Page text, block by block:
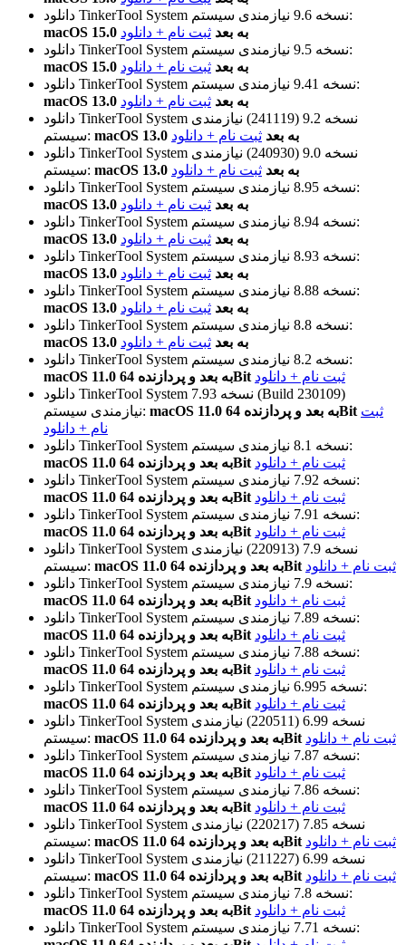
دانلود TinkerTool System
نسخه 9.6نیازمندی سیستم:
macOS 15.0 به بعد ثبت نام + دانلود
دانلود TinkerTool System
نسخه 9.5نیازمندی سیستم:
macOS 15.0 به بعد ثبت نام + دانلود
دانلود TinkerTool System
نسخه 9.41نیازمندی سیستم:
macOS 13.0 به بعد ثبت نام + دانلود
دانلود TinkerTool System
نسخه 9.2 (241119)
نیازمندی
سیستم:
macOS 13.0 به بعد ثبت نام + دانلود
دانلود TinkerTool System
نسخه 9.0 (240930)
نیازمندی
سیستم:
macOS 13.0 به بعد ثبت نام + دانلود
دانلود TinkerTool System
نسخه 8.95نیازمندی سیستم:
macOS 13.0 به بعد ثبت نام + دانلود
دانلود TinkerTool System
نسخه 8.94نیازمندی سیستم:
macOS 13.0 به بعد ثبت نام + دانلود
دانلود TinkerTool System
نسخه 8.93نیازمندی سیستم:
macOS 13.0 به بعد ثبت نام + دانلود
دانلود TinkerTool System
نسخه 8.88نیازمندی سیستم:
macOS 13.0 به بعد ثبت نام + دانلود
دانلود TinkerTool System
نسخه 8.8نیازمندی سیستم:
macOS 13.0 به بعد ثبت نام + دانلود
دانلود TinkerTool System
نسخه 8.2نیازمندی سیستم:
macOS 11.0 به بعد و پردازنده 64Bit ثبت نام + دانلود
دانلود TinkerTool System
نسخه 7.93 (Build 230109)
نیازمندی سیستم:
macOS 11.0 به بعد و پردازنده 64Bit ثبت
نام + دانلود
دانلود TinkerTool System
نسخه 8.1نیازمندی سیستم:
macOS 11.0 به بعد و پردازنده 64Bit ثبت نام + دانلود
دانلود TinkerTool System
نسخه 7.92نیازمندی سیستم:
macOS 11.0 به بعد و پردازنده 64Bit ثبت نام + دانلود
دانلود TinkerTool System
نسخه 7.91نیازمندی سیستم:
macOS 11.0 به بعد و پردازنده 64Bit ثبت نام + دانلود
دانلود TinkerTool System
نسخه 7.9 (220913)
نیازمندی
سیستم:
macOS 11.0 به بعد و پردازنده 64Bit ثبت نام + دانلود
دانلود TinkerTool System
نسخه 7.9نیازمندی سیستم:
macOS 11.0 به بعد و پردازنده 64Bit ثبت نام + دانلود
دانلود TinkerTool System
نسخه 7.89نیازمندی سیستم:
macOS 11.0 به بعد و پردازنده 64Bit ثبت نام + دانلود
دانلود TinkerTool System
نسخه 7.88نیازمندی سیستم:
macOS 11.0 به بعد و پردازنده 64Bit ثبت نام + دانلود
دانلود TinkerTool System
نسخه 6.995نیازمندی سیستم:
macOS 11.0 به بعد و پردازنده 64Bit ثبت نام + دانلود
دانلود TinkerTool System
نسخه 6.99 (220511)
نیازمندی
سیستم:
macOS 11.0 به بعد و پردازنده 64Bit ثبت نام + دانلود
دانلود TinkerTool System
نسخه 7.87نیازمندی سیستم:
macOS 11.0 به بعد و پردازنده 64Bit ثبت نام + دانلود
دانلود TinkerTool System
نسخه 7.86نیازمندی سیستم:
macOS 11.0 به بعد و پردازنده 64Bit ثبت نام + دانلود
دانلود TinkerTool System
نسخه 7.85 (220217)
نیازمندی
سیستم:
macOS 11.0 به بعد و پردازنده 64Bit ثبت نام + دانلود
دانلود TinkerTool System
نسخه 6.99 (211227)
نیازمندی
سیستم:
macOS 11.0 به بعد و پردازنده 64Bit ثبت نام + دانلود
دانلود TinkerTool System
نسخه 7.8نیازمندی سیستم:
macOS 11.0 به بعد و پردازنده 64Bit ثبت نام + دانلود
دانلود TinkerTool System
نسخه 7.71نیازمندی سیستم: